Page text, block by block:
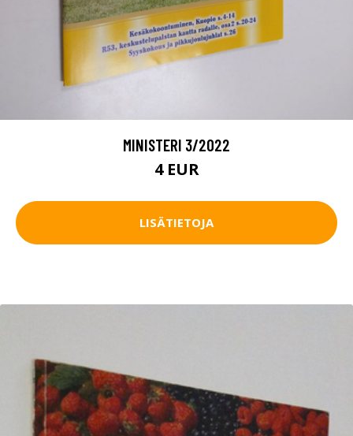
MINISTERI 3/2022
4 EUR
LISÄTIETOJA